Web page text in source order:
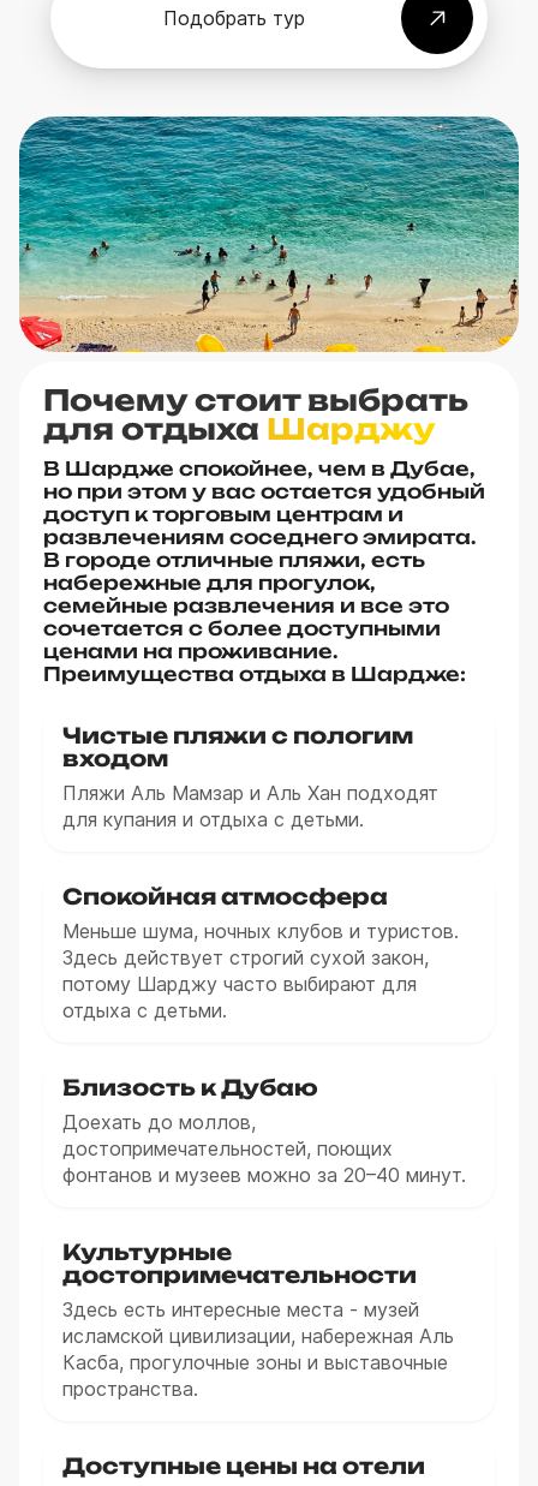
Подобрать тур
Почему стоит выбрать
для отдыха Шарджу
В Шардже спокойнее, чем в Дубае,
но при этом у вас остается удобный
доступ к торговым центрам и
развлечениям соседнего эмирата.
В городе отличные пляжи, есть
набережные для прогулок,
семейные развлечения и все это
сочетается с более доступными
ценами на проживание.
Преимущества отдыха в Шардже:
Чистые пляжи с пологим
входом
Пляжи Аль Мамзар и Аль Хан подходят
для купания и отдыха с детьми.
Спокойная атмосфера
Меньше шума, ночных клубов и туристов.
Здесь действует строгий сухой закон,
потому Шарджу часто выбирают для
отдыха с детьми.
Близость к Дубаю
Доехать до моллов,
достопримечательностей, поющих
фонтанов и музеев можно за 20–40 минут.
Культурные
достопримечательности
Здесь есть интересные места - музей
исламской цивилизации, набережная Аль
Касба, прогулочные зоны и выставочные
пространства.
Доступные цены на отели